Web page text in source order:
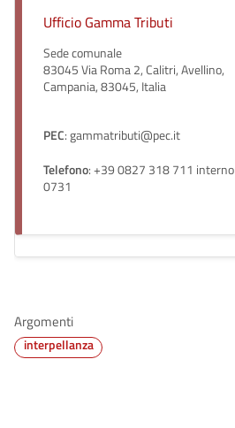
Ufficio Gamma Tributi
Sede comunale
83045 Via Roma 2, Calitri, Avellino,
Campania, 83045, Italia
PEC: gammatributi@pec.it
Telefono: +39 0827 318 711 interno
0731
Argomenti
interpellanza